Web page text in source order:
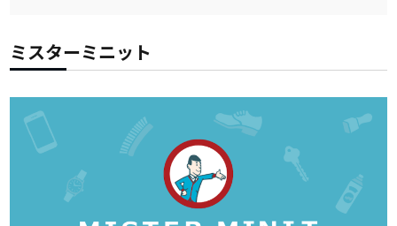
ミスターミニット